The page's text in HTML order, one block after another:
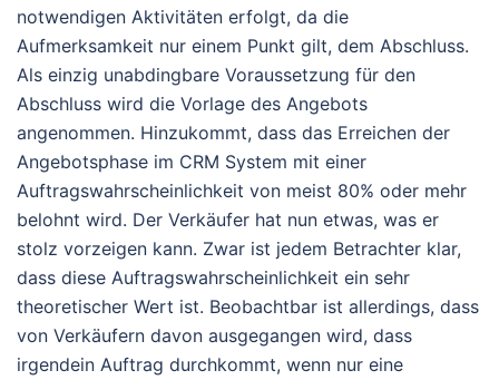
notwendigen Aktivitäten erfolgt, da die
Aufmerksamkeit nur einem Punkt gilt, dem Abschluss.
Als einzig unabdingbare Voraussetzung für den
Abschluss wird die Vorlage des Angebots
angenommen. Hinzukommt, dass das Erreichen der
Angebotsphase im CRM System mit einer
Auftragswahrscheinlichkeit von meist 80% oder mehr
belohnt wird. Der Verkäufer hat nun etwas, was er
stolz vorzeigen kann. Zwar ist jedem Betrachter klar,
dass diese Auftragswahrscheinlichkeit ein sehr
theoretischer Wert ist. Beobachtbar ist allerdings, dass
von Verkäufern davon ausgegangen wird, dass
irgendein Auftrag durchkommt, wenn nur eine